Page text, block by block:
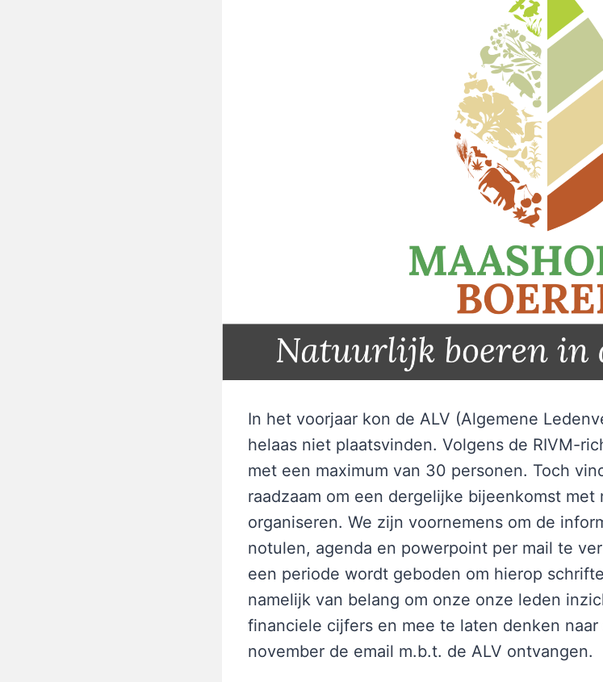
In het voorjaar kon de ALV (Algemene
helaas niet plaatsvinden. Volgens de RIVM-
met een maximum van 30 personen. Toch
raadzaam om een dergelijke bijeenkomst
organiseren. We zijn voornemens om de
notulen, agenda en powerpoint per mail te
een periode wordt geboden om hierop
namelijk van belang om onze onze leden
financiele cijfers en mee te laten denken
november de email m.b.t. de ALV ontvangen.